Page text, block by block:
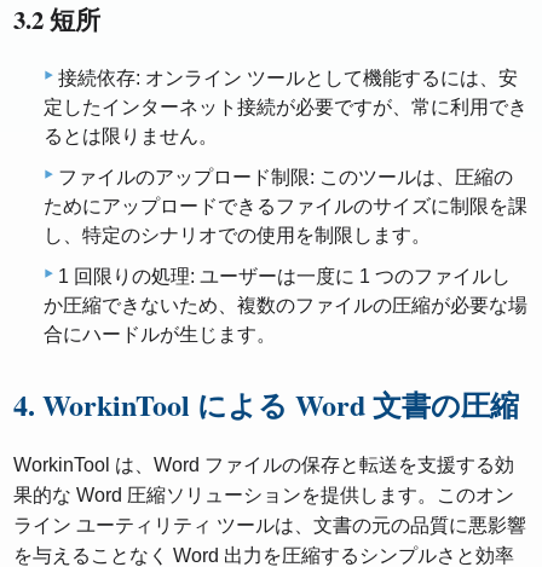
3.2 短所
接続依存: オンライン ツールとして機能するには、安
定したインターネット接続が必要ですが、常に利用でき
るとは限りません。
ファイルのアップロード制限: このツールは、圧縮の
ためにアップロードできるファイルのサイズに制限を課
し、特定のシナリオでの使用を制限します。
1 回限りの処理: ユーザーは一度に 1 つのファイルし
か圧縮できないため、複数のファイルの圧縮が必要な場
合にハードルが生じます。
4. WorkinTool による Word 文書の圧縮
WorkinTool は、Word ファイルの保存と転送を支援する効
果的な Word 圧縮ソリューションを提供します。このオン
ライン ユーティリティ ツールは、文書の元の品質に悪影響
を与えることなく Word 出力を圧縮するシンプルさと効率